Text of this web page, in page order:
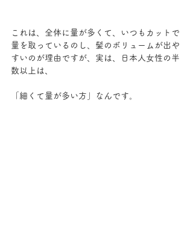
これは、全体に量が多くて、いつもカットで
量を取っているのし、髪のボリュームが出や
すいのが理由ですが、実は、日本人女性の半
数以上は、
「細くて量が多い方」なんです。